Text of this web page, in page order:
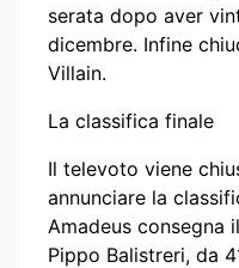
serata dopo aver
dicembre. Infine
Villain.
La classifica finale
Il televoto viene
annunciare la
Amadeus consegna
Pippo Balistreri, da